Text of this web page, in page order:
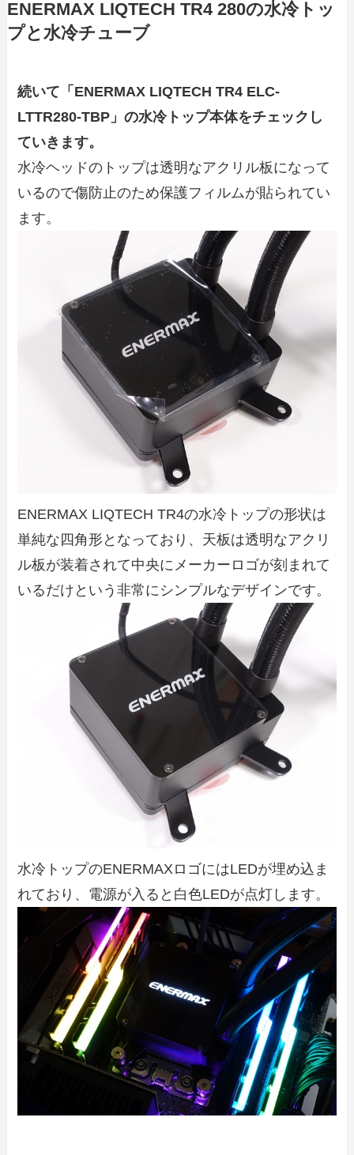
ENERMAX LIQTECH TR4 280の水冷トッ
プと水冷チューブ
続いて「 ENERMAX LIQTECH TR4 ELC-
LTTR280-TBP 」の水冷トップ本体をチェックし
ていきます。
水冷ヘッドのトップは透明なアクリル板になって
いるので傷防止のため保護フィルムが貼られてい
ます。
ENERMAX LIQTECH TR4の水冷トップの形状は
単純な四角形となっており、天板は透明なアクリ
ル板が装着されて中央にメーカーロゴが刻まれて
いるだけという非常にシンプルなデザインです。
水冷トップのENERMAXロゴにはLEDが埋め込ま
れており、電源が入ると白色LEDが点灯します。